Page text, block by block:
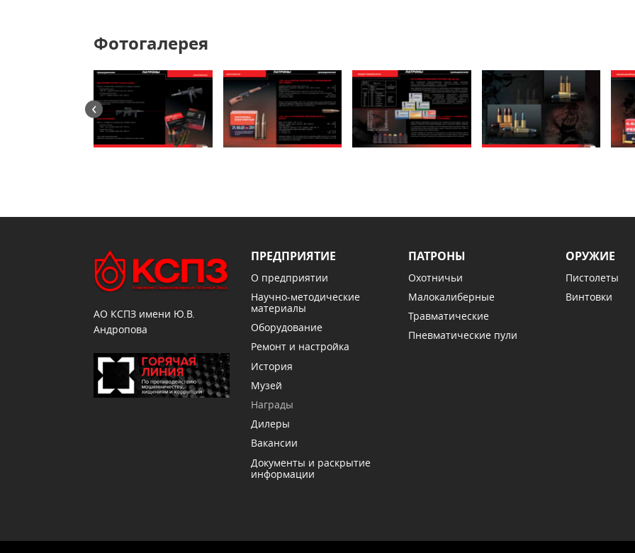
Фотогалерея
‹
АО КСПЗ имени Ю.В.
Андропова
ПРЕДПРИЯТИЕ
О предприятии
Научно-методические
материалы
Оборудование
Ремонт и настройка
История
Музей
Награды
Дилеры
Вакансии
Документы и раскрытие
информации
ПАТРОНЫ
Охотничьи
Малокалиберные
Травматические
Пневматические пули
ОРУЖИЕ
Пистолеты
Винтовки